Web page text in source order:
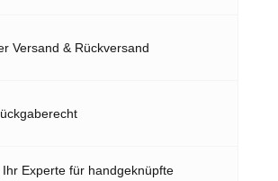
Versand & Rückversand
Experte für handgeknüpfte